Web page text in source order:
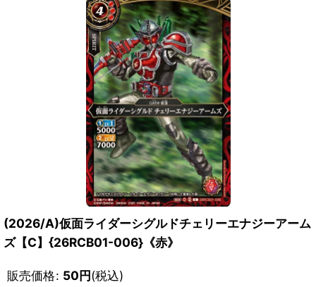
(2026/A)仮面ライダーシグルドチェリーエナジーアーム
ズ【C】{26RCB01-006}《赤》
販売価格: 50円(税込)